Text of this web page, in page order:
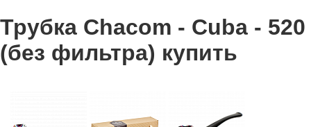
Трубка Chacom - Cuba - 520
(без фильтра) купить